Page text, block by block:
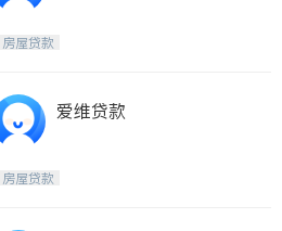
房屋贷款
爱维贷款
房屋贷款